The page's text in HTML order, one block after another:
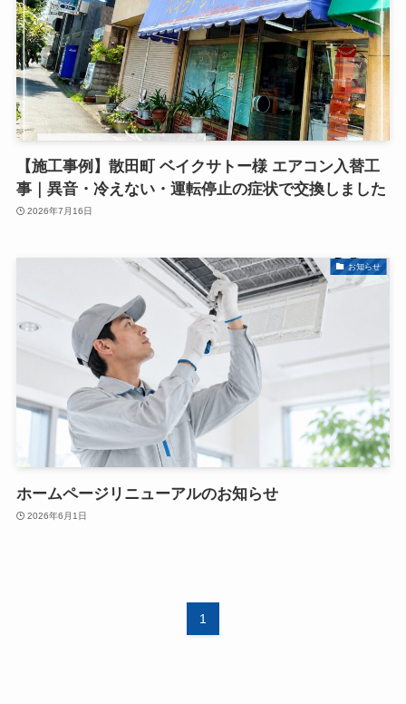
【施工事例】散田町 ベイクサトー様 エアコン入替工
事｜異音・冷えない・運転停止の症状で交換しました
2026年7月16日
お知らせ
ホームページリニューアルのお知らせ
2026年6月1日
1